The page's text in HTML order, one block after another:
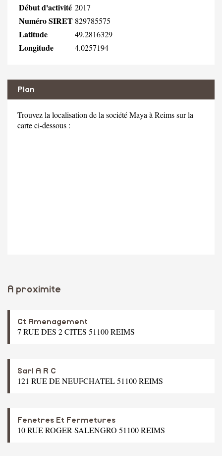
Début d'activité 2017
Numéro SIRET 829785575
Latitude 49.2816329
Longitude 4.0257194
Plan
Trouvez la localisation de la société Maya à Reims sur la
carte ci-dessous :
A proximite
Ct Amenagement
7 RUE DES 2 CITES 51100 REIMS
Sarl A R C
121 RUE DE NEUFCHATEL 51100 REIMS
Fenetres Et Fermetures
10 RUE ROGER SALENGRO 51100 REIMS